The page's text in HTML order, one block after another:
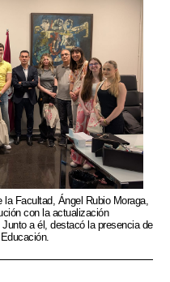
Facultad, Ángel Rubio Moraga,
con la actualización
a él, destacó la presencia de